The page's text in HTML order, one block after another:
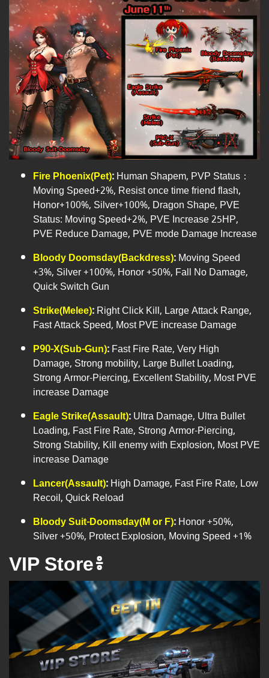
Fire Phoenix(Pet):Human Shapem, PVP Status：
Moving Speed+2%, Resist once time friend flash,
Honor+100%, Silver+100%, Dragon Shape, PVE
Status: Moving Speed+2%, PVE Increase 25HP,
PVE Reduce Damage, PVE mode Damage Increase
Bloody Doomsday(Backdress):Moving Speed
+3%, Silver +100%, Honor +50%, Fall No Damage,
Quick Switch Gun
Strike(Melee):Right Click Kill, Large Attack Range,
Fast Attack Speed, Most PVE increase Damage
P90-X(Sub-Gun):Fast Fire Rate, Very High
Damage, Strong mobility, Large Bullet Loading,
Strong Armor-Piercing, Excellent Stability, Most PVE
increase Damage
Eagle Strike(Assault):Ultra Damage, Ultra Bullet
Loading, Fast Fire Rate, Strong Armor-Piercing,
Strong Stability, Kill enemy with Explosion, Most PVE
increase Damage
Lancer(Assault):High Damage, Fast Fire Rate, Low
Recoil, Quick Reload
Bloody Suit-Doomsday(M or F):Honor +50%,
Silver +50%, Protect Explosion, Moving Speed +1%
VIP Store៖